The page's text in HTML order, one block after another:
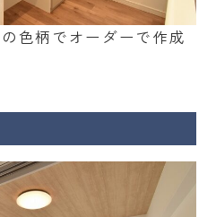
色柄でオーダーで作成